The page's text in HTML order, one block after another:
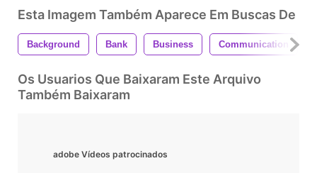
Esta Imagem Também Aparece Em Buscas De
Background Bank Business Communication
Os Usuarios Que Baixaram Este Arquivo
Também Baixaram
adobe Vídeos patrocinados